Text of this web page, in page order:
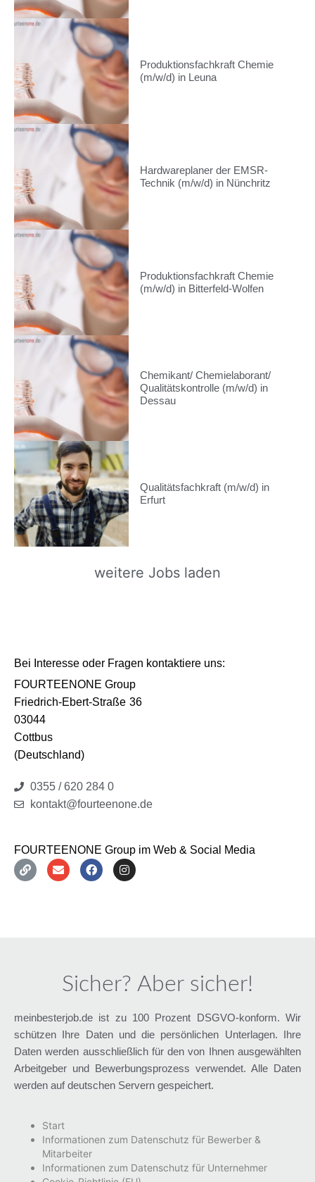
Produktionsfachkraft Chemie
(m/w/d) in Leuna
Hardwareplaner der EMSR-
Technik (m/w/d) in Nünchritz
Produktionsfachkraft Chemie
(m/w/d) in Bitterfeld-Wolfen
Chemikant/ Chemielaborant/
Qualitätskontrolle (m/w/d) in
Dessau
Qualitätsfachkraft (m/w/d) in
Erfurt
weitere Jobs laden
Bei Interesse oder Fragen kontaktiere uns:
FOURTEENONE Group
Friedrich-Ebert-Straße 36
03044
Cottbus
(Deutschland)
0355 / 620 284 0
kontakt@fourteenone.de
FOURTEENONE Group im Web & Social Media
Sicher? Aber sicher!
meinbesterjob.de ist zu 100 Prozent DSGVO-konform. Wir
schützen Ihre Daten und die persönlichen Unterlagen. Ihre
Daten werden ausschließlich für den von Ihnen ausgewählten
Arbeitgeber und Bewerbungsprozess verwendet. Alle Daten
werden auf deutschen Servern gespeichert.
Start
Informationen zum Datenschutz für Bewerber &
Mitarbeiter
Informationen zum Datenschutz für Unternehmer